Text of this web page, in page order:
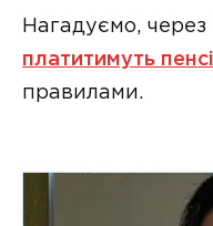
Нагадуємо, через
платитимуть
правилами.